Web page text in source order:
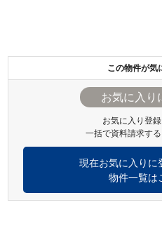
この物件が気
お気に入り登
一括で資料請求する
現在お気に入りに
物件一覧は